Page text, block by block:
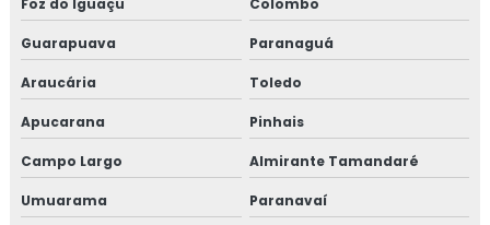
Guarapuava Paranaguá
Araucária Toledo
Apucarana Pinhais
Campo Largo Almirante Tamandaré
Umuarama Paranavaí